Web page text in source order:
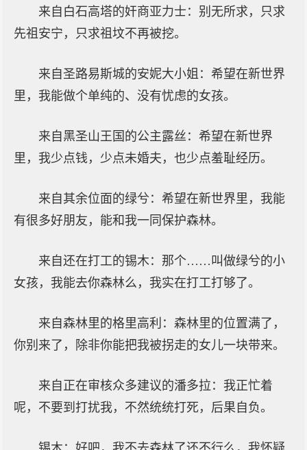
来自白石高塔的奸商亚力士：别无所求，只求
先祖安宁，只求祖坟不再被挖。
来自圣路易斯城的安妮大小姐：希望在新世界
里，我能做个单纯的、没有忧虑的女孩。
来自黑圣山王国的公主露丝：希望在新世界
里，我少点钱，少点未婚夫，也少点羞耻经历。
来自其余位面的绿兮：希望在新世界里，我能
有很多好朋友，能和我一同保护森林。
来自还在打工的锡木：那个……叫做绿兮的小
女孩，我能去你森林么，我实在打工打够了。
来自森林里的格里高利：森林里的位置满了，
你别来了，除非你能把我被拐走的女儿一块带来。
来自正在审核众多建议的潘多拉：我正忙着
呢，不要到打扰我，不然统统打死，后果自负。